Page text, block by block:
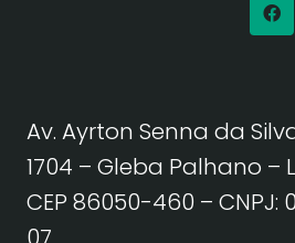
Av. Ayrton Senna da
1704 – Gleba Palhano –
CEP 86050-460 – CNPJ: